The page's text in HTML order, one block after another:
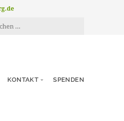
KONTAKT SPENDEN